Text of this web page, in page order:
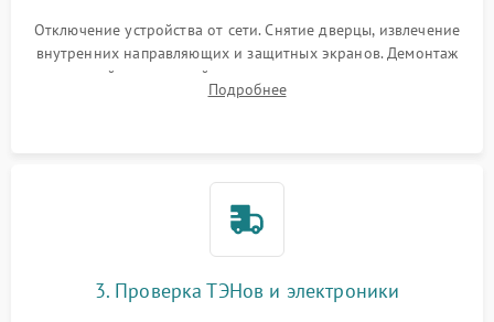
Отключение устройства от сети. Снятие дверцы, извлечение
внутренних направляющих и защитных экранов. Демонтаж
задней или верхней панели для прямого доступа к
нагревательным элементам, плате и вентиляторам.
Подробнее
3. Проверка ТЭНов и электроники